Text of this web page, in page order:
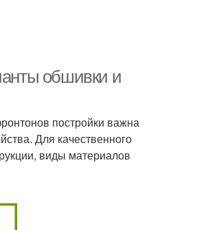
обшивки и
постройки важна
Для качественного
виды материалов